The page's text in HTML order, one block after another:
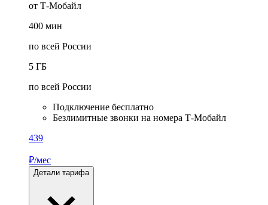
от Т‑Мобайл
400 мин
по всей России
5 ГБ
по всей России
Подключение бесплатно
Безлимитные звонки на номера Т‑Мобайл
439
₽/мес
Детали тарифа